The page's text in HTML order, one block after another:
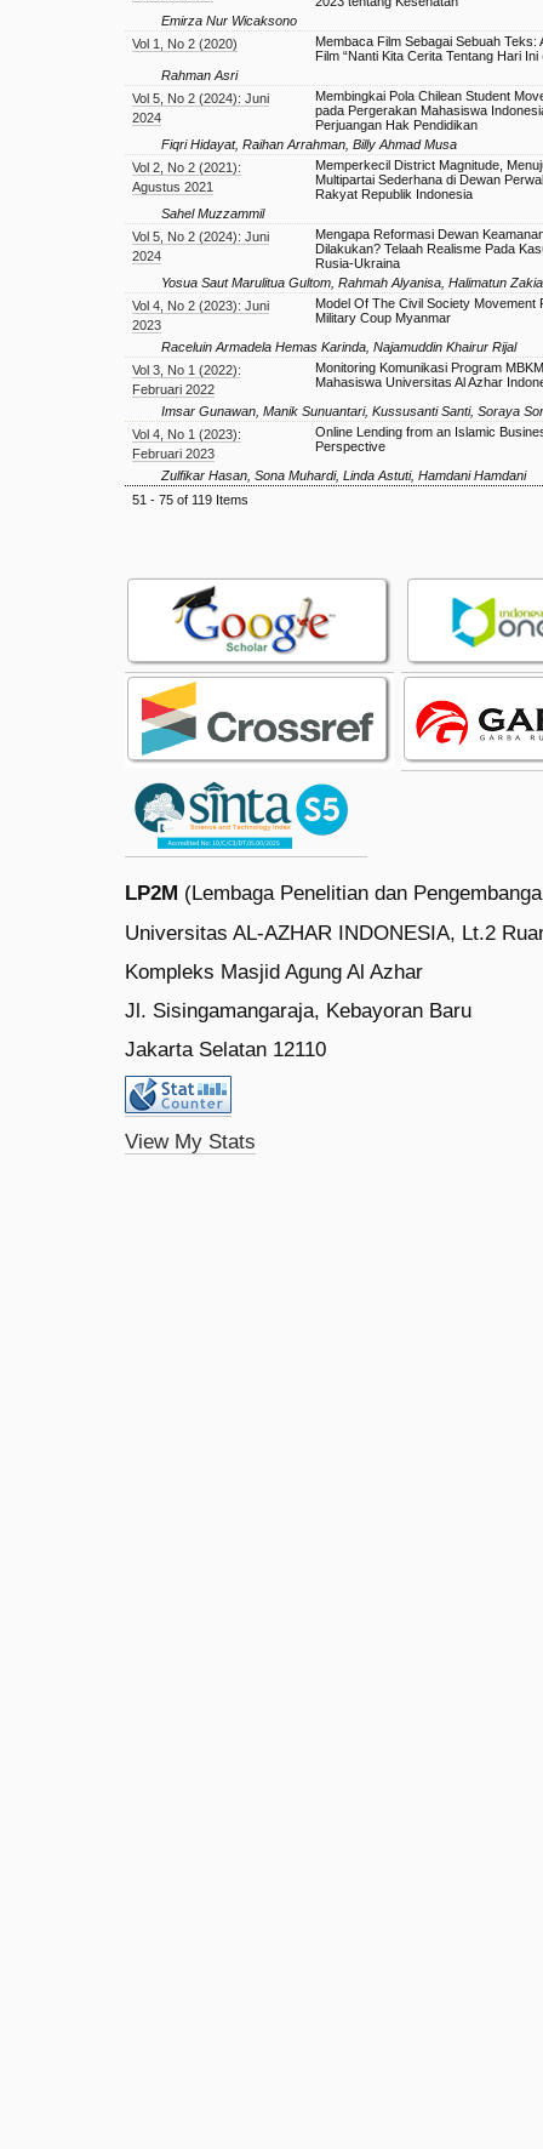
Emirza Nur Wicaksono
Vol 1, No 2 (2020)
Membaca Film Sebagai Sebuah Teks:
Film “Nanti Kita Cerita Tentang Hari Ini
Rahman Asri
Vol 5, No 2 (2024): Juni
2024
Membingkai Pola Chilean Student
pada Pergerakan Mahasiswa
Perjuangan Hak Pendidikan
Fiqri Hidayat, Raihan Arrahman, Billy Ahmad Musa
Vol 2, No 2 (2021):
Agustus 2021
Memperkecil District Magnitude,
Multipartai Sederhana di Dewan
Rakyat Republik Indonesia
Sahel Muzzammil
Vol 5, No 2 (2024): Juni
2024
Mengapa Reformasi Dewan
Dilakukan? Telaah Realisme Pada
Rusia-Ukraina
Yosua Saut Marulitua Gultom, Rahmah Alyanisa, Halimatun
Vol 4, No 2 (2023): Juni
2023
Model Of The Civil Society Movement
Military Coup Myanmar
Raceluin Armadela Hemas Karinda, Najamuddin Khairur Rijal
Vol 3, No 1 (2022):
Februari 2022
Monitoring Komunikasi Program
Mahasiswa Universitas Al Azhar
Imsar Gunawan, Manik Sunuantari, Kussusanti Santi, Soraya
Vol 4, No 1 (2023):
Februari 2023
Online Lending from an Islamic
Perspective
Zulfikar Hasan, Sona Muhardi, Linda Astuti, Hamdani Hamdani
51 - 75 of 119 Items
LP2M (Lembaga Penelitian dan
Universitas AL-AZHAR INDONESIA, Lt.2
Kompleks Masjid Agung Al Azhar
Jl. Sisingamangaraja, Kebayoran Baru
Jakarta Selatan 12110
View My Stats